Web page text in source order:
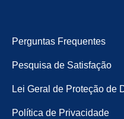
Perguntas Frequentes
Pesquisa de Satisfação
Lei Geral de Proteção de
Política de Privacidade